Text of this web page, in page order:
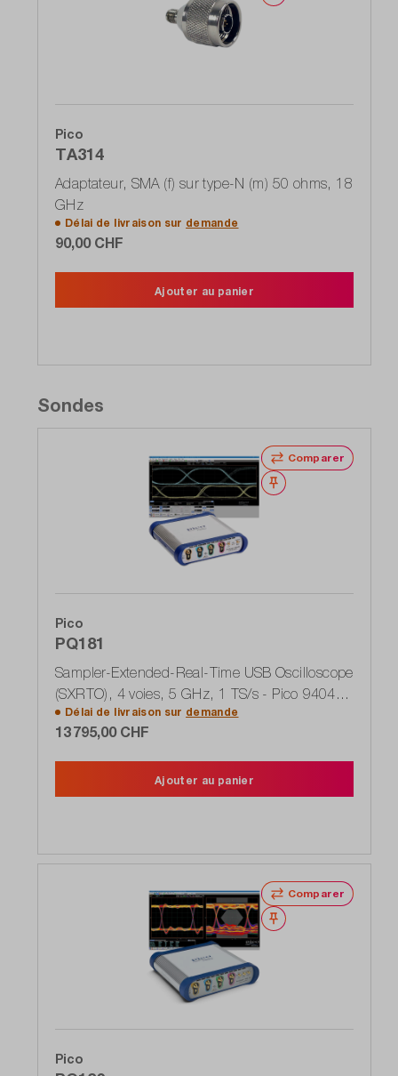
Pico
TA314
Adaptateur, SMA (f) sur type-N (m) 50 ohms, 18
GHz
Délai de livraison sur demande
90,00 CHF
Ajouter au panier
Sondes
Comparer
Noter
Pico
PQ181
Sampler-Extended-Real-Time USB Oscilloscope
(SXRTO), 4 voies, 5 GHz, 1 TS/s - Pico 9404-
05 , 9400 Series
Délai de livraison sur demande
13 795,00 CHF
Ajouter au panier
Comparer
Noter
Pico